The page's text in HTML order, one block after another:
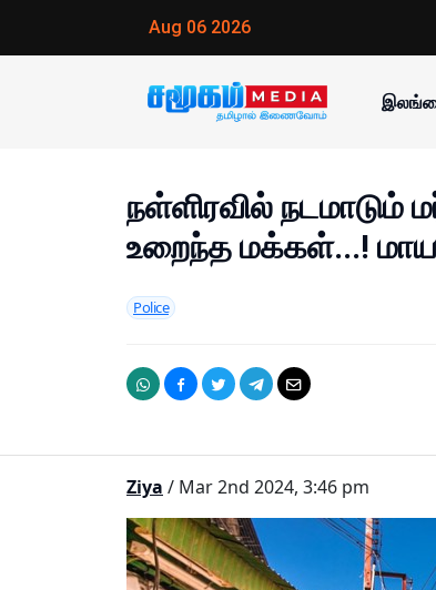
Aug 06 2026
நள்ளிரவில் நடமாடும்
உறைந்த மக்கள்...!
Police
Ziya / Mar 2nd 2024, 3:46 pm